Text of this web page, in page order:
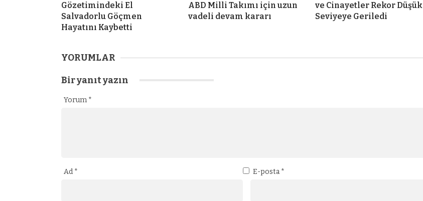
Gözetimindeki El
Salvadorlu Göçmen
Hayatını Kaybetti
ABD Milli Takımı için uzun
vadeli devam kararı
ve Cinayetler Rekor Düşük
Seviyeye Geriledi
YORUMLAR
Bir yanıt yazın
Yorum *
Ad * E-posta *